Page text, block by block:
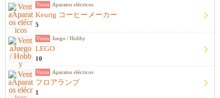
Venta Aparatos elécricos
Keurig コーヒーメーカー
5
Venta Juego / Hobby
LEGO
10
Venta Aparatos elécricos
フロアランプ
1